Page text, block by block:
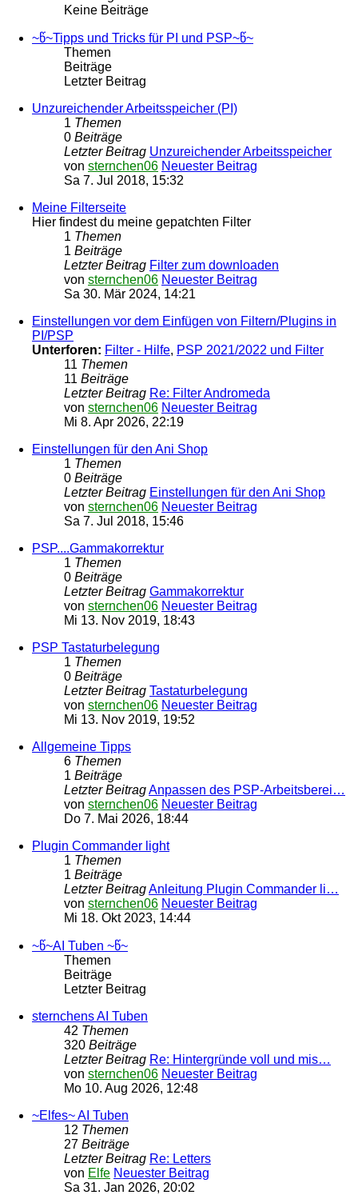
Keine Beiträge
~წ~Tipps und Tricks für PI und PSP~წ~
Themen
Beiträge
Letzter Beitrag
Unzureichender Arbeitsspeicher (PI)
1 Themen
0 Beiträge
Letzter Beitrag Unzureichender Arbeitsspeicher
von sternchen06 Neuester Beitrag
Sa 7. Jul 2018, 15:32
Meine Filterseite
Hier findest du meine gepatchten Filter
1 Themen
1 Beiträge
Letzter Beitrag Filter zum downloaden
von sternchen06 Neuester Beitrag
Sa 30. Mär 2024, 14:21
Einstellungen vor dem Einfügen von Filtern/Plugins in
PI/PSP
Unterforen: Filter - Hilfe, PSP 2021/2022 und Filter
11 Themen
11 Beiträge
Letzter Beitrag Re: Filter Andromeda
von sternchen06 Neuester Beitrag
Mi 8. Apr 2026, 22:19
Einstellungen für den Ani Shop
1 Themen
0 Beiträge
Letzter Beitrag Einstellungen für den Ani Shop
von sternchen06 Neuester Beitrag
Sa 7. Jul 2018, 15:46
PSP....Gammakorrektur
1 Themen
0 Beiträge
Letzter Beitrag Gammakorrektur
von sternchen06 Neuester Beitrag
Mi 13. Nov 2019, 18:43
PSP Tastaturbelegung
1 Themen
0 Beiträge
Letzter Beitrag Tastaturbelegung
von sternchen06 Neuester Beitrag
Mi 13. Nov 2019, 19:52
Allgemeine Tipps
6 Themen
1 Beiträge
Letzter BeitragAnpassen des PSP-Arbeitsberei…
von sternchen06 Neuester Beitrag
Do 7. Mai 2026, 18:44
Plugin Commander light
1 Themen
1 Beiträge
Letzter BeitragAnleitung Plugin Commander li…
von sternchen06 Neuester Beitrag
Mi 18. Okt 2023, 14:44
~წ~AI Tuben ~წ~
Themen
Beiträge
Letzter Beitrag
sternchens AI Tuben
42 Themen
320 Beiträge
Letzter Beitrag Re: Hintergründe voll und mis…
von sternchen06 Neuester Beitrag
Mo 10. Aug 2026, 12:48
~Elfes~ AI Tuben
12 Themen
27 Beiträge
Letzter Beitrag Re: Letters
von Elfe Neuester Beitrag
Sa 31. Jan 2026, 20:02